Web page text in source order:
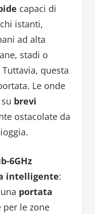
capaci di
istanti,
ad alta
stadi o
Tuttavia, questa
Le onde
brevi
ostacolate da
6GHz
intelligente:
portata
per le zone